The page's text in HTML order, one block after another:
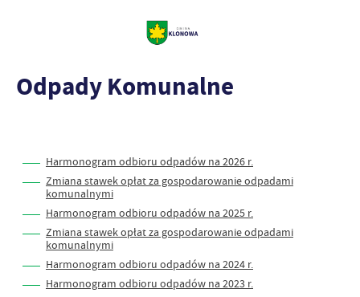
Odpady Komunalne
Harmonogram odbioru odpadów na 2026 r.
Zmiana stawek opłat za gospodarowanie odpadami
komunalnymi
Harmonogram odbioru odpadów na 2025 r.
Zmiana stawek opłat za gospodarowanie odpadami
komunalnymi
Harmonogram odbioru odpadów na 2024 r.
Harmonogram odbioru odpadów na 2023 r.